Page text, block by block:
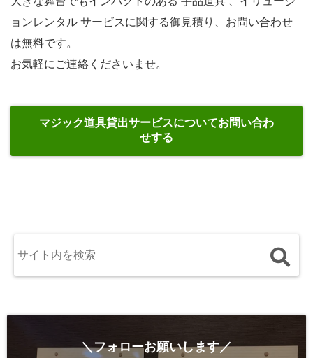
ョンレンタル サービスに関する御見積り、お問い合わせ
は無料です。
お気軽にご連絡くださいませ。
マジック道具貸出サービスについてお問い合わ
せする
＼フォローお願いします／